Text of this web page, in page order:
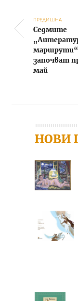
Post
ПРЕДИШНА
Седмите
маршрути“
започват
май
НОВИ